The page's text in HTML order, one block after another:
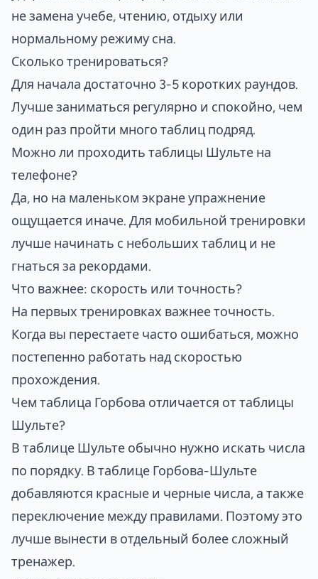
не замена учебе, чтению, отдыху или
нормальному режиму сна.
Сколько тренироваться?
Для начала достаточно 3-5 коротких раундов.
Лучше заниматься регулярно и спокойно, чем
один раз пройти много таблиц подряд.
Можно ли проходить таблицы Шульте на
телефоне?
Да, но на маленьком экране упражнение
ощущается иначе. Для мобильной тренировки
лучше начинать с небольших таблиц и не
гнаться за рекордами.
Что важнее: скорость или точность?
На первых тренировках важнее точность.
Когда вы перестаете часто ошибаться, можно
постепенно работать над скоростью
прохождения.
Чем таблица Горбова отличается от таблицы
Шульте?
В таблице Шульте обычно нужно искать числа
по порядку. В таблице Горбова-Шульте
добавляются красные и черные числа, а также
переключение между правилами. Поэтому это
лучше вынести в отдельный более сложный
тренажер.